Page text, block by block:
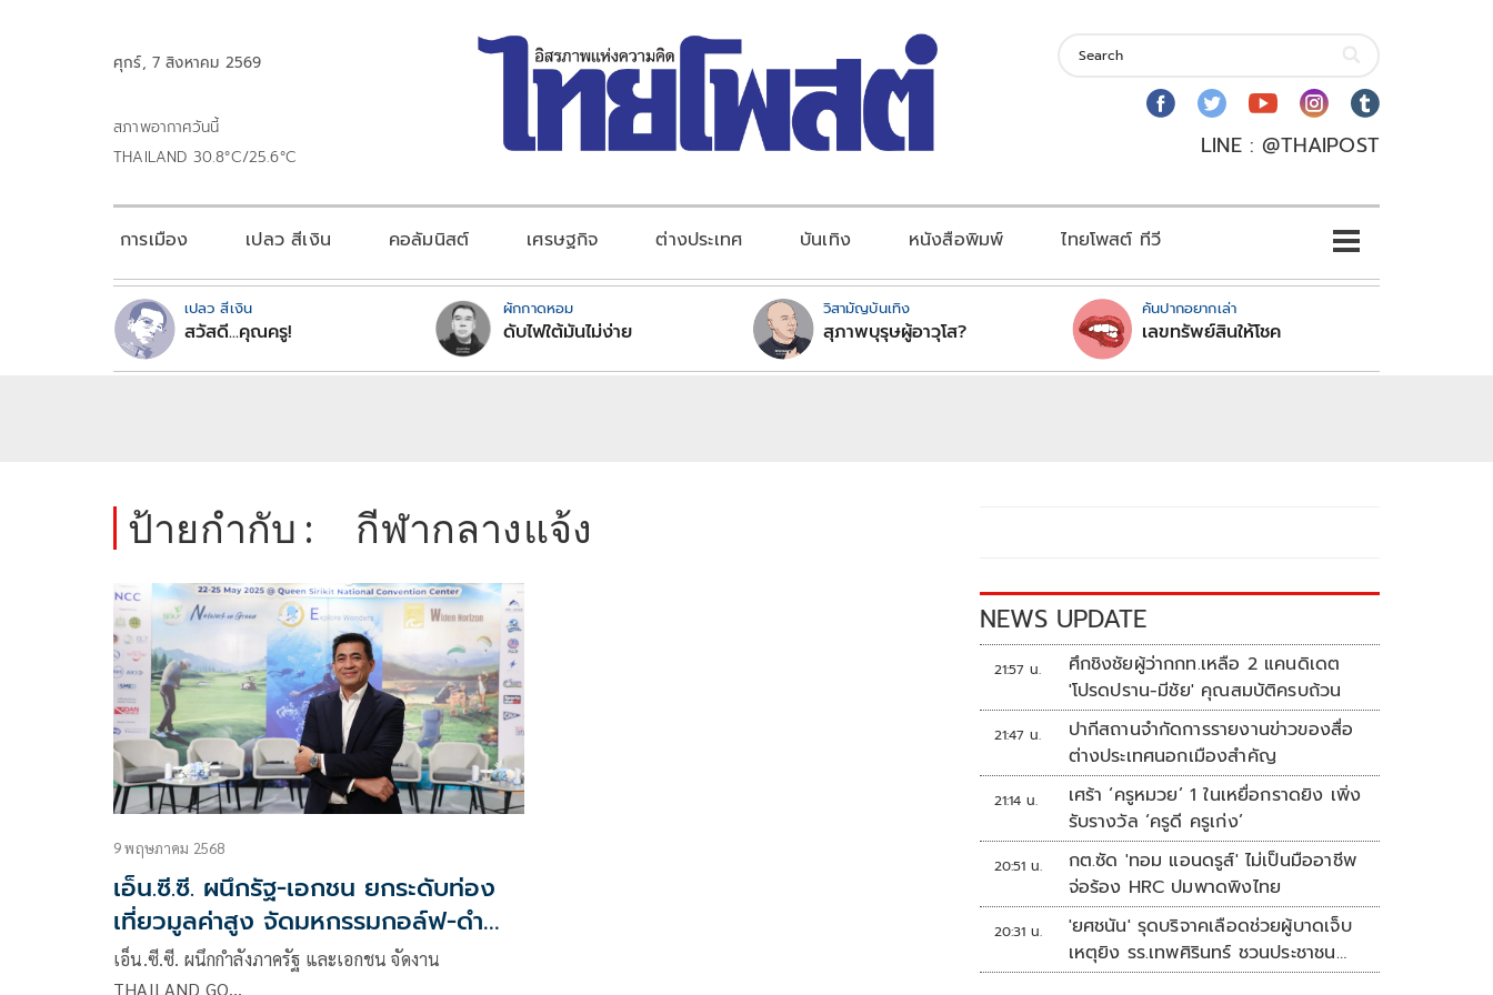
ศุกร์, 7 สิงหาคม 2569
สภาพอากาศวันนี้
THAILAND 30.8°C/25.6°C
LINE : @THAIPOST
การเมือง เปลว สีเงิน คอลัมนิสต์ เศรษฐกิจ ต่างประเทศ บันเทิง หนังสือพิมพ์ ไทยโพสต์ ทีวี
เปลว สีเงิน
สวัสดี...คุณครู!
ผักกาดหอม
ดับไฟใต้มันไม่ง่าย
วิสามัญบันเทิง
สุภาพบุรุษผู้อาวุโส?
คันปากอยากเล่า
เลขทรัพย์สินให้โชค
ป้ายกำกับ : กีฬากลางแจ้ง
9 พฤษภาคม 2568
เอ็น.ซี.ซี. ผนึกรัฐ-เอกชน ยกระดับท่อง
เที่ยวมูลค่าสูง จัดมหกรรมกอล์ฟ-ดำน้ำ-
กีฬากลางแจ้งใหญ่สุดในอาเซียน
เอ็น.ซี.ซี. ผนึกกำลังภาครัฐ และเอกชน จัดงาน
THAILAND GO…
NEWS UPDATE
21:57 น.
ศึกชิงชัยผู้ว่ากกท.เหลือ 2 แคนดิเดต
'โปรดปราน-มีชัย' คุณสมบัติครบถ้วน
21:47 น.
ปากีสถานจำกัดการรายงานข่าวของสื่อ
ต่างประเทศนอกเมืองสำคัญ
21:14 น.
เศร้า ‘ครูหมวย’ 1 ในเหยื่อกราดยิง เพิ่ง
รับรางวัล ‘ครูดี ครูเก่ง’
20:51 น.
กต.ซัด 'ทอม แอนดรูส์' ไม่เป็นมืออาชีพ
จ่อร้อง HRC ปมพาดพิงไทย
20:31 น.
'ยศชนัน' รุดบริจาคเลือดช่วยผู้บาดเจ็บ
เหตุยิง รร.เทพศิรินทร์ ชวนประชาชน
ร่วมบริจาค